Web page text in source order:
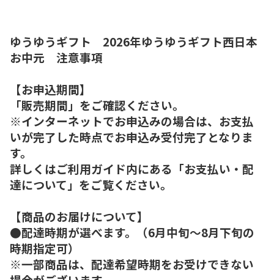
ゆうゆうギフト 2026年ゆうゆうギフト西日本
お中元 注意事項
【お申込期間】
「販売期間」をご確認ください。
※インターネットでお申込みの場合は、お支払
いが完了した時点でお申込み受付完了となりま
す。
詳しくはご利用ガイド内にある「お支払い・配
達について」をご覧ください。
【商品のお届けについて】
●配達時期が選べます。（6月中旬～8月下旬の
時期指定可）
※一部商品は、配達希望時期をお受けできない